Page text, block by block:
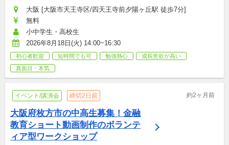
大阪 [大阪市天王寺区/四天王寺前夕陽ヶ丘駅 徒歩7分]
無料
小中学生・高校生
2026年8月18日(火) 14:00~16:30
初心者歓迎 短時間でも可 勉強熱心
成長意欲が高い
真面目・本気
イベント/講演会 締切2日前 約2ヶ月前
大阪府枚方市の中高生募集！金融
教育ショート動画制作のボランテ
ィア型ワークショップ